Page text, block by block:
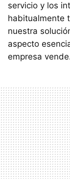
servicio y los
habitualmente
nuestra
aspecto
empresa